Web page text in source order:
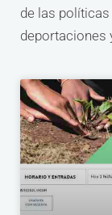
de las
deportaciones